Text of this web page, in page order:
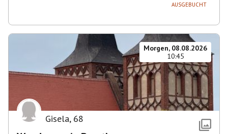
AUSGEBUCHT
Morgen, 08.08.2026
10:45
Gisela, 68